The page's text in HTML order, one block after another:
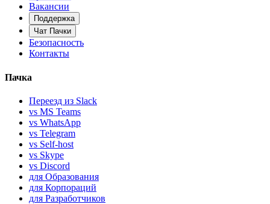
Вакансии
Поддержка
Чат Пачки
Безопасность
Контакты
Пачка
Переезд из Slack
vs MS Teams
vs WhatsApp
vs Telegram
vs Self-host
vs Skype
vs Discord
для Образования
для Корпораций
для Разработчиков